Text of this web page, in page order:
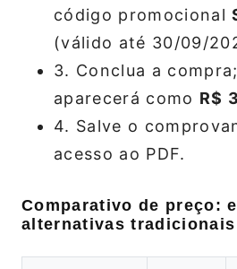
código promocional
(válido até 30/09/
3. Conclua a
aparecerá como R$
4. Salve o
acesso ao PDF.
Comparativo de preço:
alternativas tradicionais